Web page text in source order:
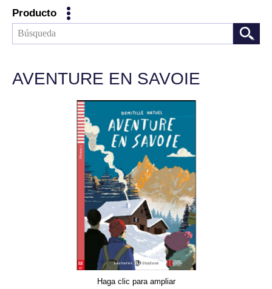
Producto
AVENTURE EN SAVOIE
Haga clic para ampliar